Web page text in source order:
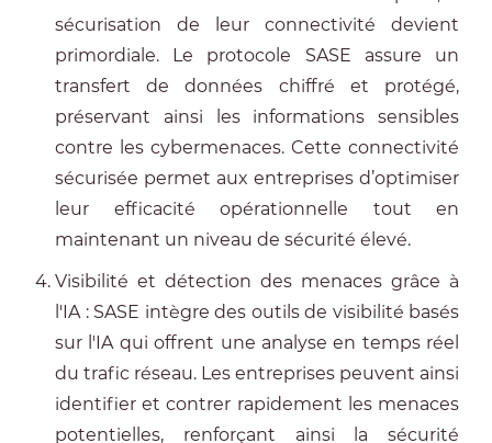
sécurisation de leur connectivité devient
primordiale. Le protocole SASE assure un
transfert de données chiffré et protégé,
préservant ainsi les informations sensibles
contre les cybermenaces. Cette connectivité
sécurisée permet aux entreprises d’optimiser
leur efficacité opérationnelle tout en
maintenant un niveau de sécurité élevé.
Visibilité et détection des menaces grâce à
l'IA : SASE intègre des outils de visibilité basés
sur l'IA qui offrent une analyse en temps réel
du trafic réseau. Les entreprises peuvent ainsi
identifier et contrer rapidement les menaces
potentielles, renforçant ainsi la sécurité